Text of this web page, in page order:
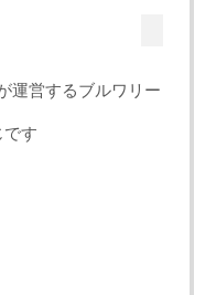
運営するブルワリー
です